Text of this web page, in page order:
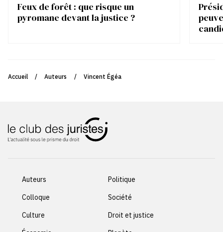
Feux de forêt : que risque un
pyromane devant la justice ?
Accueil / Auteurs / Vincent Égéa
Auteurs
Colloque
Culture
Politique
Société
Droit et justice